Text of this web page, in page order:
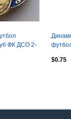
ФК ДСО 2-
$0.75